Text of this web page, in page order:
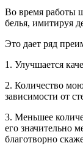
Во время работы
белья, имитируя
Это дает ряд
1. Улучшается
2. Количество
зависимости от
3. Меньшее
его значительно
благотворно